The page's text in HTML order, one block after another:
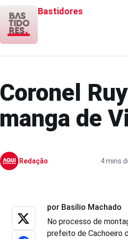
Bastidores
Coronel
manga de
Redação 4 mins
por Basílio Machado
No processo de
prefeito de Cachoeiro